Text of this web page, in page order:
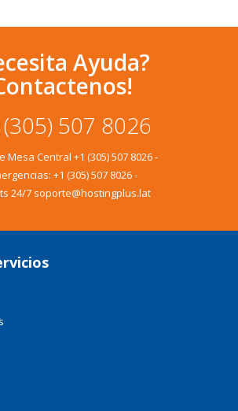
Ayuda?
507 8026
Mesa Central +1 (305) 507 8026-
+1 (305) 507 8026-
24/7 soporte@hostingplus.lat